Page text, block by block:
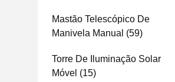
Mastão Telescópico De
Manivela Manual (59)
Torre De Iluminação Solar
Móvel (15)